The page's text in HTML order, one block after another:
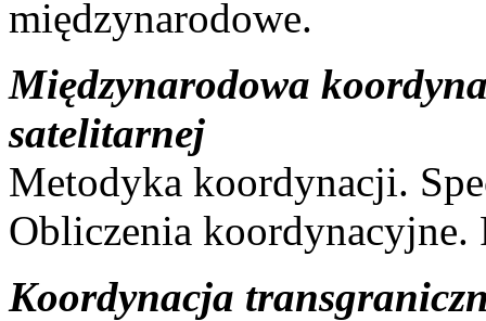
międzynarodowe.
Międzynarodowa
satelitarnej
Metodyka koordynacji.
Obliczenia koordynacyjne.
Koordynacja